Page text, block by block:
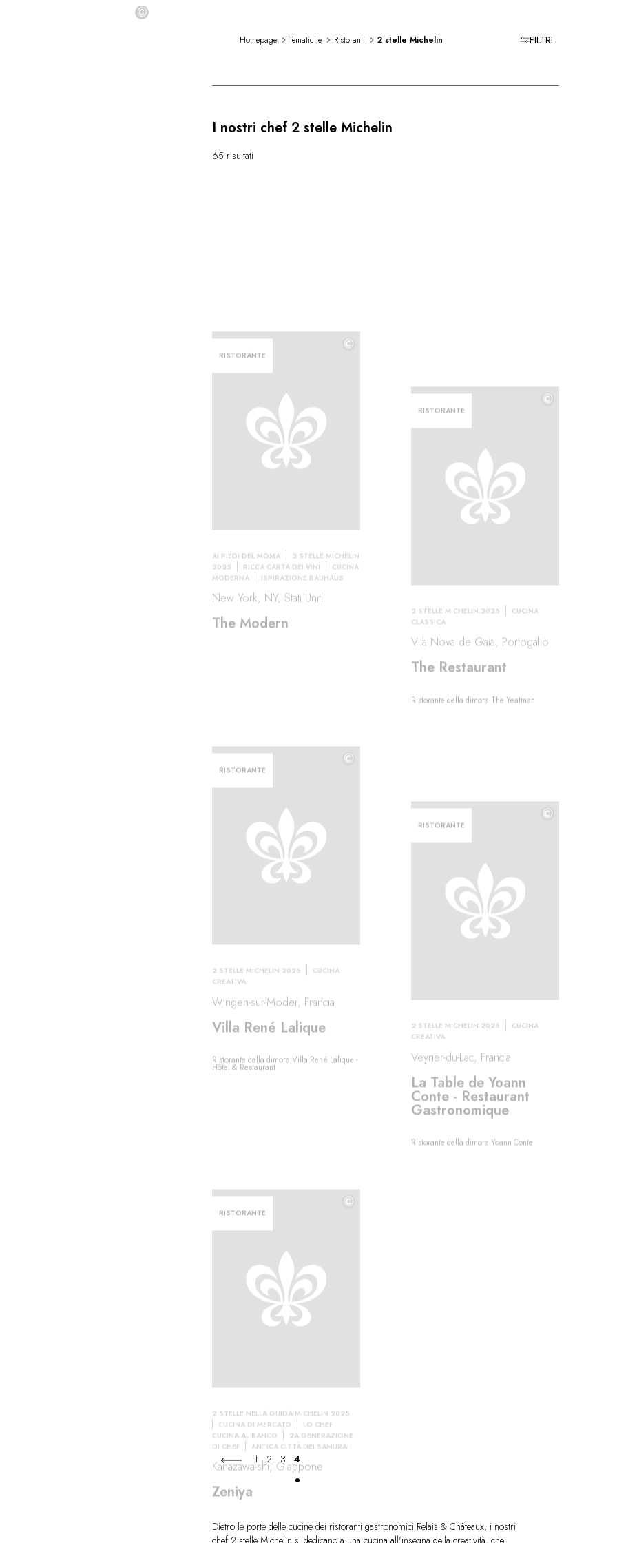
©
Homepage Tematiche Ristoranti 2 stelle Michelin FILTRI
I nostri chef 2 stelle Michelin
65 risultati
RISTORANTE
©
AI PIEDI DEL MOMA
2 STELLE MICHELIN
2025
RICCA CARTA DEI VINI
CUCINA
MODERNA
ISPIRAZIONE BAUHAUS
New York, NY, Stati Uniti
The Modern
RISTORANTE
©
2 STELLE MICHELIN 2026
CUCINA
CLASSICA
Vila Nova de Gaia, Portogallo
The Restaurant
Ristorante della dimora The Yeatman
RISTORANTE
©
2 STELLE MICHELIN 2026
CUCINA
CREATIVA
Wingen-sur-Moder, Francia
Villa René Lalique
Ristorante della dimora Villa René Lalique -
Hôtel & Restaurant
RISTORANTE
©
2 STELLE MICHELIN 2026
CUCINA
CREATIVA
Veyrier-du-Lac, Francia
La Table de Yoann
Conte - Restaurant
Gastronomique
Ristorante della dimora Yoann Conte
RISTORANTE
©
2 STELLE NELLA GUIDA MICHELIN 2025
CUCINA DI MERCATO
LO CHEF
CUCINA AL BANCO
2A GENERAZIONE
DI CHEF
ANTICA CITTÀ DEI SAMURAI
Kanazawa-shi, Giappone
Zeniya
1 2 3 4
Dietro le porte delle cucine dei ristoranti gastronomici Relais & Châteaux, i nostri